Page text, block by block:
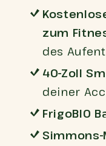
zum
des
40-Zoll
deiner
FrigoBIO